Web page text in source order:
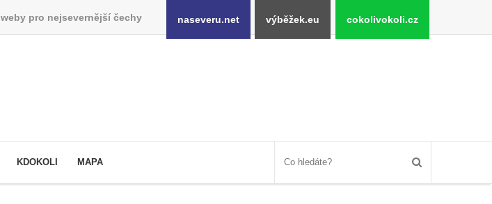
weby pro nejsevernější čechy naseveru.net výběžek.eu cokolivokoli.cz
KDOKOLI MAPA